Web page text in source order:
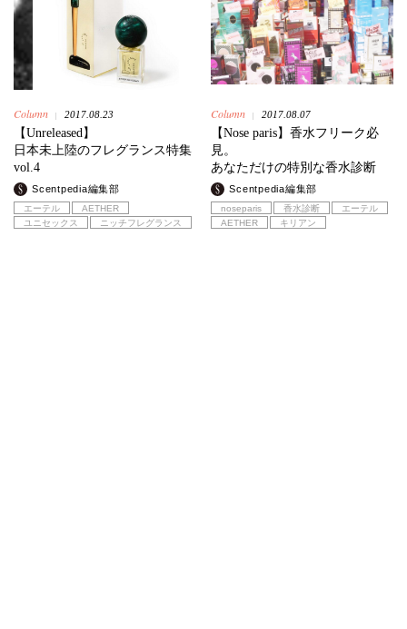
Column 2017.08.23
【Unreleased】
日本未上陸のフレグランス特集
vol.4
Scentpedia編集部
エーテル
AETHER
ユニセックス
ニッチフレグランス
Column 2017.08.07
【Nose paris】香水フリーク必
見。
あなただけの特別な香水診断
Scentpedia編集部
noseparis 香水診断
エーテル
AETHER
キリアン